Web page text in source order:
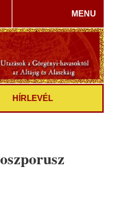
MENU
HÍRLEVÉL